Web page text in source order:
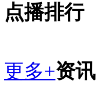
点播排行
更多+资讯